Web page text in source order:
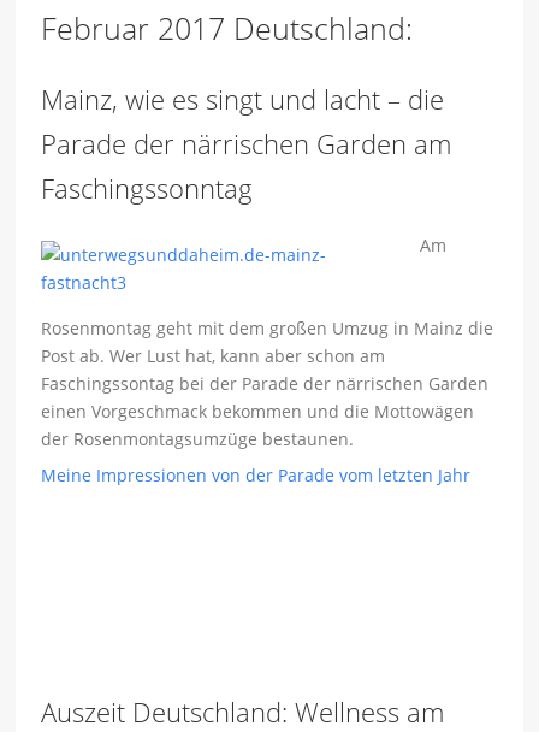
Februar 2017 Deutschland:
Mainz, wie es singt und lacht – die
Parade der närrischen Garden am
Faschingssonntag
Am
Rosenmontag geht mit dem großen Umzug in Mainz die
Post ab. Wer Lust hat, kann aber schon am
Faschingssontag bei der Parade der närrischen Garden
einen Vorgeschmack bekommen und die Mottowägen
der Rosenmontagsumzüge bestaunen.
Meine Impressionen von der Parade vom letzten Jahr
Auszeit Deutschland: Wellness am